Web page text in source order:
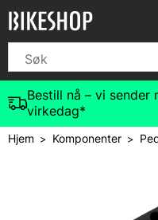
Bestill nå – vi sender
virkedag*
Hjem> Komponenter>